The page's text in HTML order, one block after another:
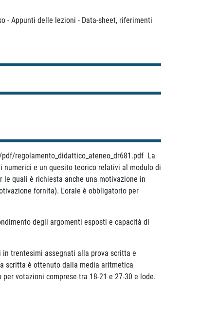
- Appunti delle lezioni - Data-sheet, riferimenti
regolamento_didattico_ateneo_dr681.pdf La
e un quesito teorico relativi al modulo di
quali è richiesta anche una motivazione in
fornita). L'orale è obbligatorio per
degli argomenti esposti e capacità di
trentesimi assegnati alla prova scritta e
scritta è ottenuto dalla media aritmetica
votazioni comprese tra 18-21 e 27-30 e lode.